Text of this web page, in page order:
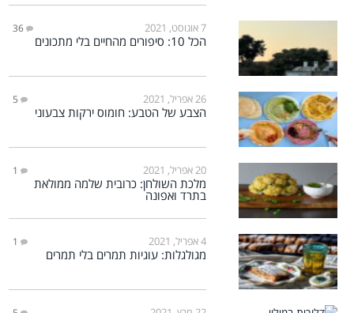
7 אוגוסט, 2021 36
הכל 10: סיפורים מהחיים בלי מתכונים
26 אפריל, 2021 5
הצבע של הטבע: חומוס ירקות צבעוני
20 אפריל, 2021 1
מלכת השולחן: כרובית שלמה ממולאת
בתרד ואפונה
4 אפריל, 2021 1
מגולגלות: עוגיות תמרים בלי תמרים